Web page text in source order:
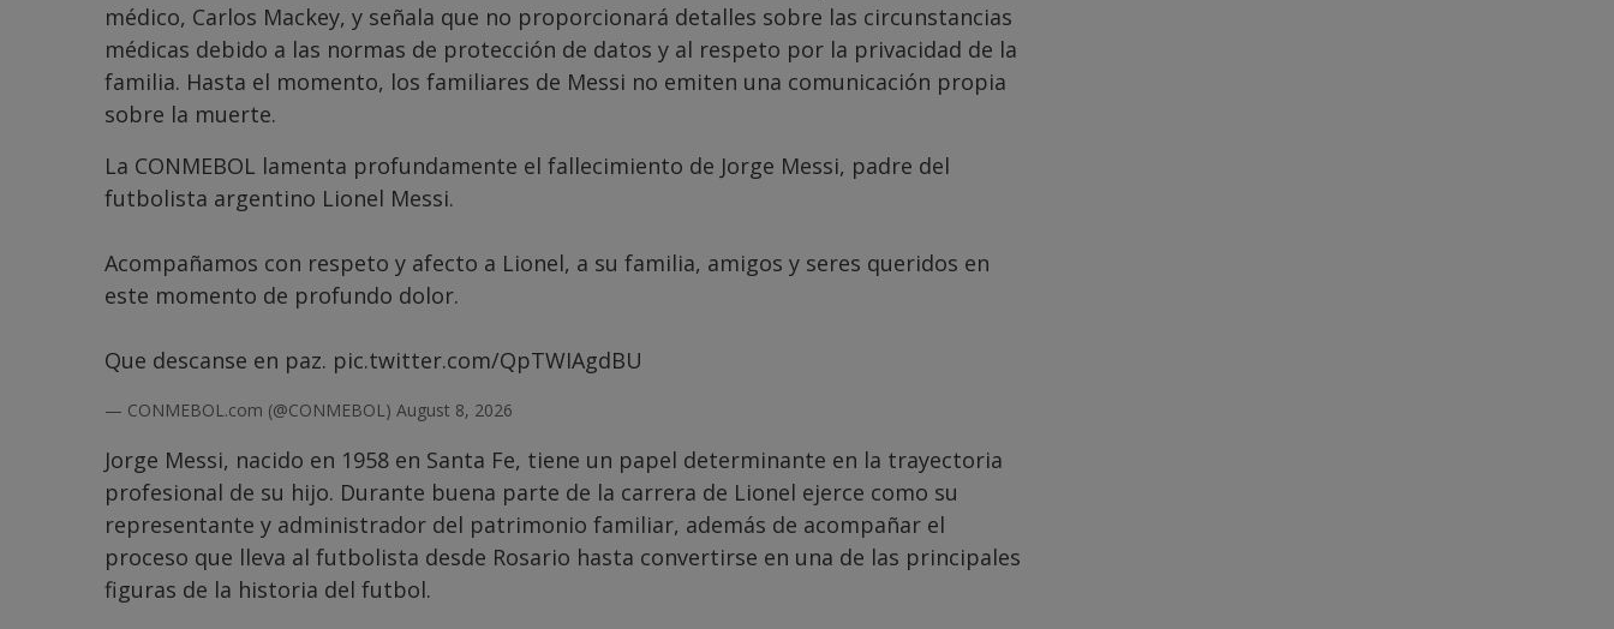
médico, Carlos Mackey, y señala que no proporcionará detalles sobre las circunstancias
médicas debido a las normas de protección de datos y al respeto por la privacidad de la
familia. Hasta el momento, los familiares de Messi no emiten una comunicación propia
sobre la muerte.
La CONMEBOL lamenta profundamente el fallecimiento de Jorge Messi, padre del
futbolista argentino Lionel Messi.
Acompañamos con respeto y afecto a Lionel, a su familia, amigos y seres queridos en
este momento de profundo dolor.
Que descanse en paz. pic.twitter.com/QpTWIAgdBU
— CONMEBOL.com (@CONMEBOL) August 8, 2026
Jorge Messi, nacido en 1958 en Santa Fe, tiene un papel determinante en la trayectoria
profesional de su hijo. Durante buena parte de la carrera de Lionel ejerce como su
representante y administrador del patrimonio familiar, además de acompañar el
proceso que lleva al futbolista desde Rosario hasta convertirse en una de las principales
figuras de la historia del futbol.